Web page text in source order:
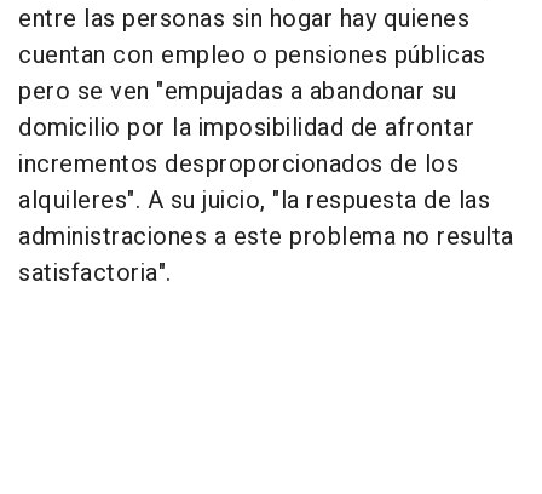
entre las personas sin hogar hay quienes
cuentan con empleo o pensiones públicas
pero se ven "empujadas a abandonar su
domicilio por la imposibilidad de afrontar
incrementos desproporcionados de los
alquileres". A su juicio, "la respuesta de las
administraciones a este problema no resulta
satisfactoria".